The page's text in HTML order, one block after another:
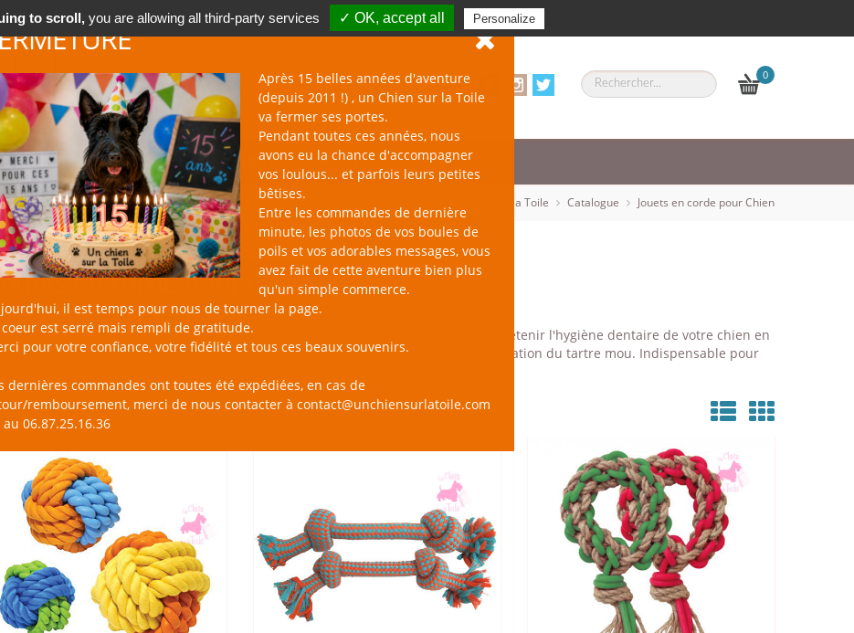
Après 15 belles années d'aventure
(depuis 2011 !) , un Chien sur la Toile
va fermer ses portes.
Pendant toutes ces années, nous
avons eu la chance d'accompagner
vos loulous... et parfois leurs petites
bêtises.
Entre les commandes de dernière
minute, les photos de vos boules de
poils et vos adorables messages, vous
avez fait de cette aventure bien plus
qu'un simple commerce.
il est temps pour nous de tourner la page.
coeur est serré mais rempli de gratitude.
pour votre confiance, votre fidélité et tous ces beaux souvenirs.
dernières commandes ont toutes été expédiées, en cas de
remboursement, merci de nous contacter à contact@unchiensurlatoile.com
06.87.25.16.36
0
BOUTIQUE NAC NOUVEAUTÉS BLOG CONTACT
un Chien sur la Toile Catalogue Jouets en corde pour Chien
en corde pour Chien
Chien sur la Toile : une sélection de jouets en corde, solides et résistants pour entretenir l'hygiène dentaire de votre chien en
ses dents, massant ses gencives et réduisant la plaque dentaire et l’accumulation du tartre mou. Indispensable pour
to scroll,you are allowing all third-party services ✓ OK, accept all Personalize